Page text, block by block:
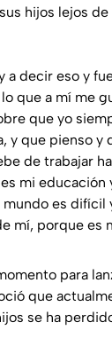
hijos lejos
a decir eso y
que a mí me
que yo
y que pienso y
de trabajar
mi
es difícil
mí, porque es
para
que
se ha